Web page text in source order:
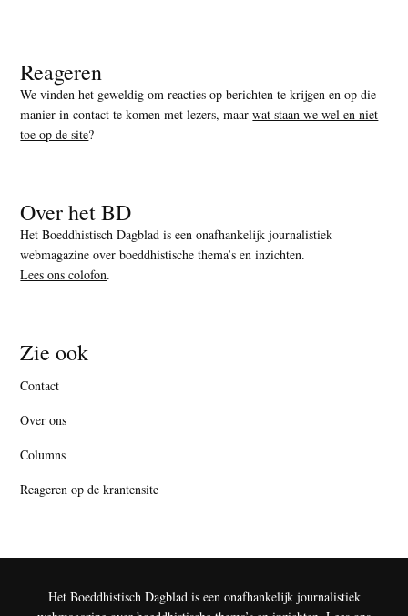
Reageren
We vinden het geweldig om reacties op berichten te krijgen en op die
manier in contact te komen met lezers, maarwat staan we wel en niet
toe op de site?
Over het BD
Het Boeddhistisch Dagblad is een onafhankelijk journalistiek
webmagazine over boeddhistische thema’s en inzichten.
Lees ons colofon.
Zie ook
Contact
Over ons
Columns
Reageren op de krantensite
Het Boeddhistisch Dagblad is een onafhankelijk journalistiek